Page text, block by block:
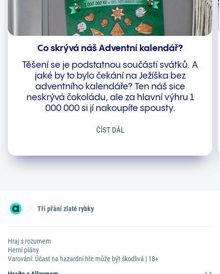
Co skrývá náš Adventní kalendář?
Těšení se je podstatnou součástí svátků. A
jaké by to bylo čekání na Ježíška bez
adventního kalendáře? Ten náš sice
neskrývá čokoládu, ale za hlavní výhru 1
000 000 si jí nakoupíte spousty.
ČÍST DÁL
Tři přání zlaté rybky
Hraj s rozumem
Herní plány
Varování: Účast na hazardní hře může být škodlivá | 18+